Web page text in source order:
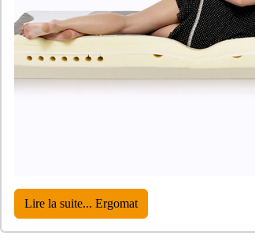
Lire la suite... Ergomat